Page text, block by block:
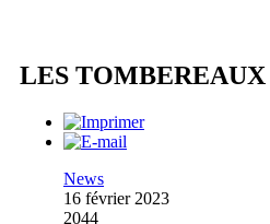
LES
News
16 février 2023
2044